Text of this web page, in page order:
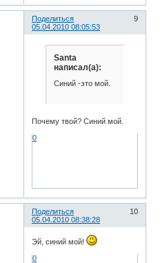
Поделиться
9
05.04.2010 08:05:53
Santa
написал(а):
Синий -это мой.
Почему твой? Синий мой.
0
Поделиться
10
05.04.2010 08:38:28
Эй, синий мой!
0